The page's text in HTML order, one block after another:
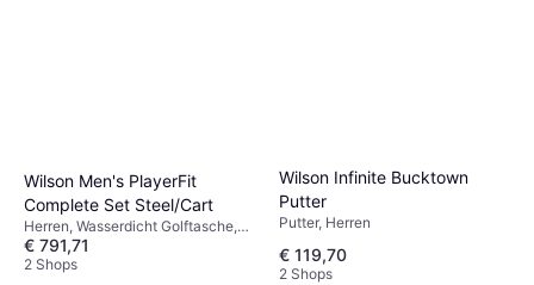
Wilson Men's PlayerFit
Complete Set Steel/Cart
Herren, Wasserdicht Golftasche,
Standbag
€ 791,71
2 Shops
Wilson Infinite Bucktown
Putter
Putter, Herren
€ 119,70
2 Shops